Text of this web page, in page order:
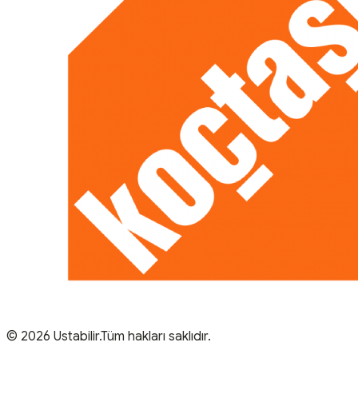
© 2026 Ustabilir.Tüm hakları saklıdır.